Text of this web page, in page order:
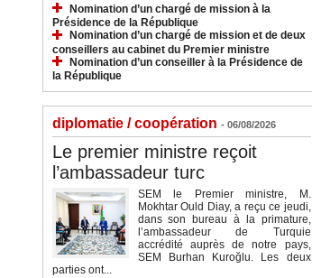
Nomination d’un chargé de mission à la
Présidence de la République
Nomination d’un chargé de mission et de deux
conseillers au cabinet du Premier ministre
Nomination d’un conseiller à la Présidence de
la République
diplomatie / coopération - 06/08/2026
Le premier ministre reçoit
l’ambassadeur turc
SEM le Premier ministre, M.
Mokhtar Ould Diay, a reçu ce jeudi,
dans son bureau à la primature,
l’ambassadeur de Turquie
accrédité auprès de notre pays,
SEM Burhan Kuroğlu. Les deux
parties ont...